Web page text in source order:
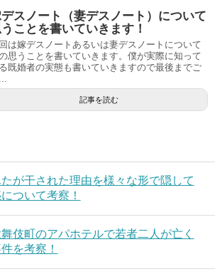
スノート（妻デスノート）について
ことを書いていきます！
は嫁デスノートあるいは妻デスノートについて
思うことを書いていきます。僕が実際に知って
既婚者の実態も書いていきますので最後までご
記事を読む
が干された理由を様々な形で隠して
ついて考察！
伎町のアパホテルで若者二人が亡く
を考察！